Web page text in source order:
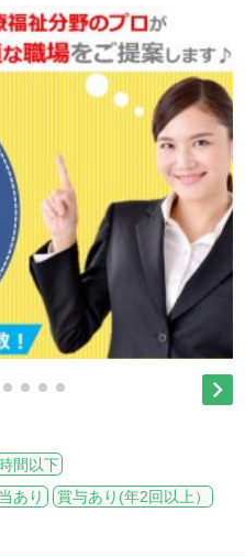

間以下
あり
賞与あり(年2回以上）